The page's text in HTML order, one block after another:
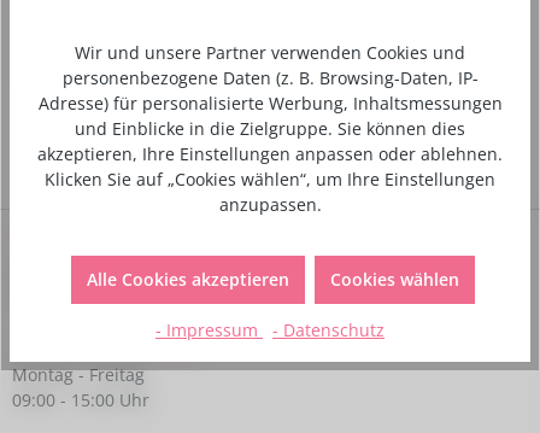
Hersteller- und Sicherheitsinformationen
Bei Fragen kannst du uns gerne telefonisch unter folgender
+49 6233 770224
Montag - Freitag
09:00 - 15:00 Uhr
Wir und unsere Partner verwenden Cookies und
personenbezogene Daten (z. B. Browsing-Daten, IP-
Adresse) für personalisierte Werbung, Inhaltsmessungen
und Einblicke in die Zielgruppe. Sie können dies
akzeptieren, Ihre Einstellungen anpassen oder ablehnen.
Klicken Sie auf „Cookies wählen“, um Ihre Einstellungen
anzupassen.
Alle Cookies akzeptieren Cookies wählen
- Impressum - Datenschutz